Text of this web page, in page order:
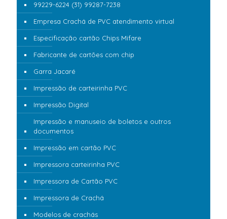
99229-6224 (31) 99287-7238
Empresa Crachá de PVC atendimento virtual
Especificação cartão Chips Mifare
Fabricante de cartões com chip
Garra Jacaré
Impressão de carteirinha PVC
Impressão Digital
Impressão e manuseio de boletos e outros
documentos
Impressão em cartão PVC
Impressora carteirinha PVC
Impressora de Cartão PVC
Impressora de Crachá
Modelos de crachás